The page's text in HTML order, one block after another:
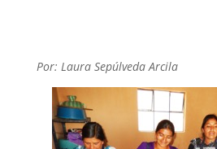
Por: Laura Sepúlveda Arcila